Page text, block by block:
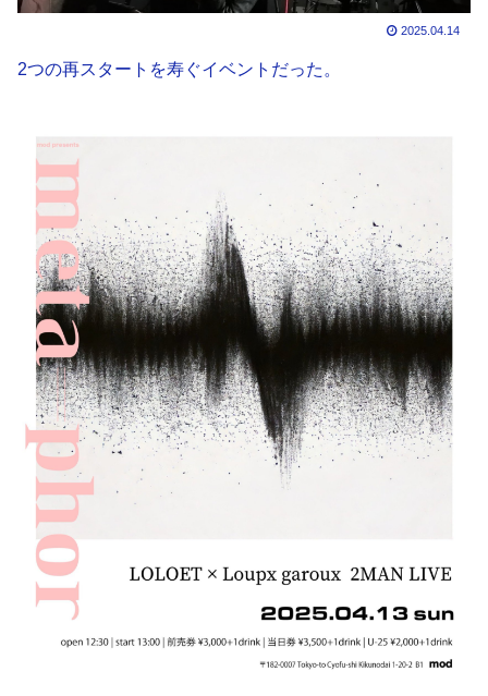
2025.04.14
2つの再スタートを寿ぐイベントだった。